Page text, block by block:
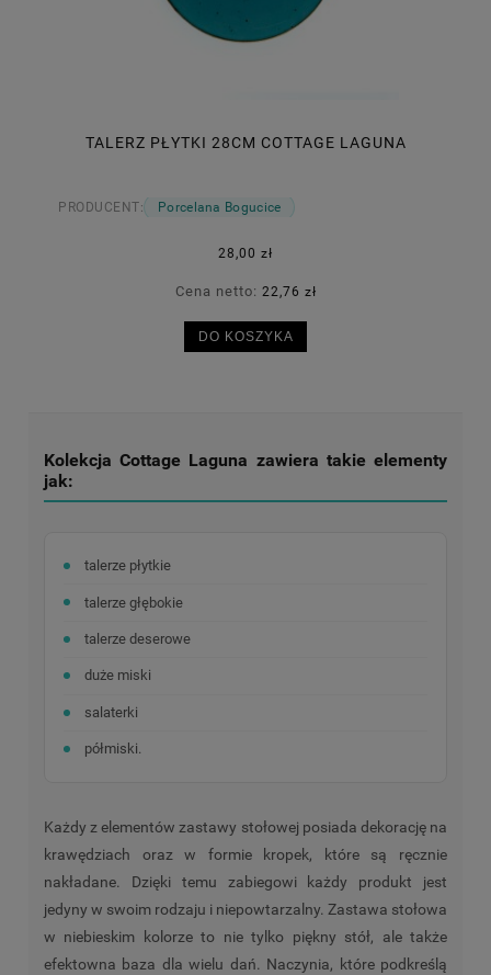
TALERZ PŁYTKI 28CM COTTAGE LAGUNA
PRODUCENT: Porcelana Bogucice
28,00 zł
Cena netto: 22,76 zł
DO KOSZYKA
Kolekcja Cottage Laguna zawiera takie elementy
jak:
talerze płytkie
talerze głębokie
talerze deserowe
duże miski
salaterki
półmiski.
Każdy z elementów zastawy stołowej posiada dekorację na
krawędziach oraz w formie kropek, które są ręcznie
nakładane. Dzięki temu zabiegowi każdy produkt jest
jedyny w swoim rodzaju i niepowtarzalny. Zastawa stołowa
w niebieskim kolorze to nie tylko piękny stół, ale także
efektowna baza dla wielu dań. Naczynia, które podkreślą